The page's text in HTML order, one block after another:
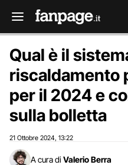
Qual è il
riscaldamento
per il 2024 e
sulla bolletta
21 Ottobre 2024 13:22
A cura di Valerio Berra